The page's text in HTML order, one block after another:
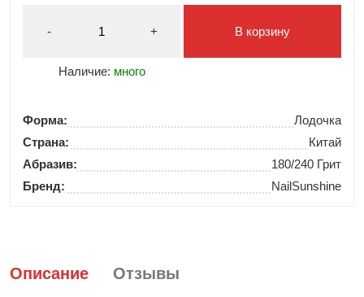
- +
Наличие: много
В корзину
Форма:
Лодочка
Страна:
Китай
Абразив:
180/240 Грит
Бренд:
NailSunshine
Описание Отзывы